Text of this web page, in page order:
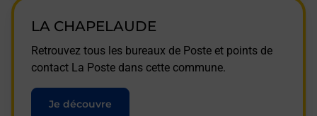
LA CHAPELAUDE
Retrouvez tous les bureaux de Poste et points de
contact La Poste dans cette commune.
Je découvre